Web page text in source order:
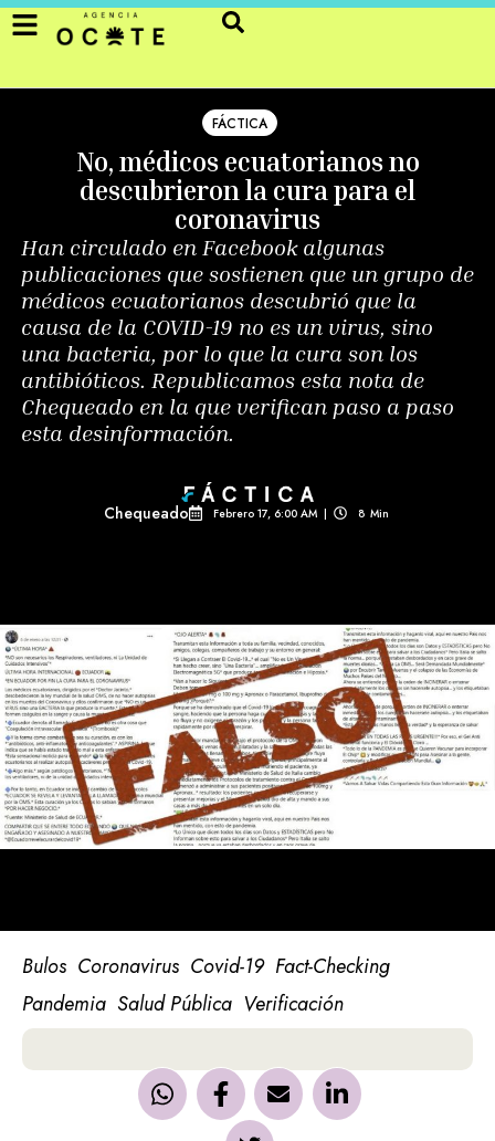
FÁCTICA
No, médicos ecuatorianos no
descubrieron la cura para el
coronavirus
Han circulado en Facebook algunas
publicaciones que sostienen que un grupo de
médicos ecuatorianos descubrió que la
causa de la COVID-19 no es un virus, sino
una bacteria, por lo que la cura son los
antibióticos. Republicamos esta nota de
Chequeado en la que verifican paso a paso
esta desinformación.
Chequeado Febrero 17, 6:00 AM | 8 Min
Bulos Coronavirus Covid-19 Fact-Checking
Pandemia Salud Pública Verificación